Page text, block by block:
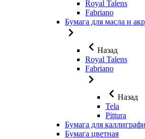
Royal Talens
Fabriano
Бумага для масла и
Назад
Royal Talens
Fabriano
Назад
Tela
Pittura
Бумага для
Бумага цветная